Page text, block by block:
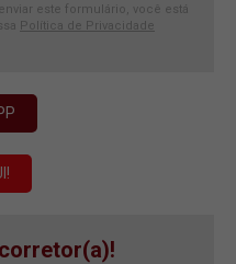
este formulário, você está
Política de Privacidade